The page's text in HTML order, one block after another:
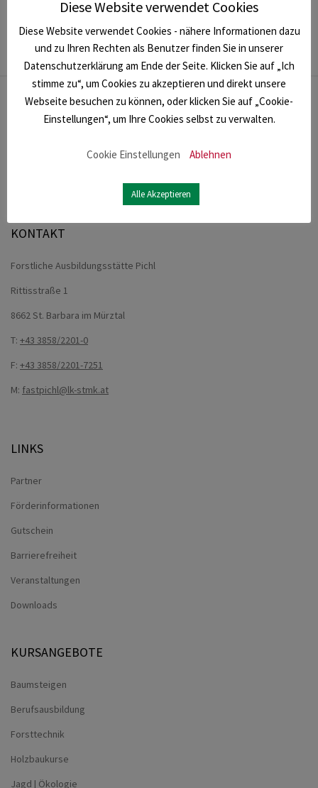
NEWSLETTER
Melden Sie sich für unseren Newsletter an und bleiben
KONTAKT
Forstliche Ausbildungsstätte Pichl
Rittisstraße 1
8662 St. Barbara im Mürztal
T: +43 3858/2201-0
F: +43 3858/2201-7251
M: fastpichl@lk-stmk.at
LINKS
Partner
Förderinformationen
Gutschein
Barrierefreiheit
Veranstaltungen
Downloads
KURSANGEBOTE
Baumsteigen
Berufsausbildung
Forsttechnik
Holzbaukurse
Jagd | Ökologie
Diese Website verwendet Cookies
Diese Website verwendet Cookies - nähere Informationen dazu
und zu Ihren Rechten als Benutzer finden Sie in unserer
Datenschutzerklärung am Ende der Seite. Klicken Sie auf „Ich
stimme zu“, um Cookies zu akzeptieren und direkt unsere
Webseite besuchen zu können, oder klicken Sie auf „Cookie-
Einstellungen“, um Ihre Cookies selbst zu verwalten.
Cookie Einstellungen Ablehnen
Alle Akzeptieren